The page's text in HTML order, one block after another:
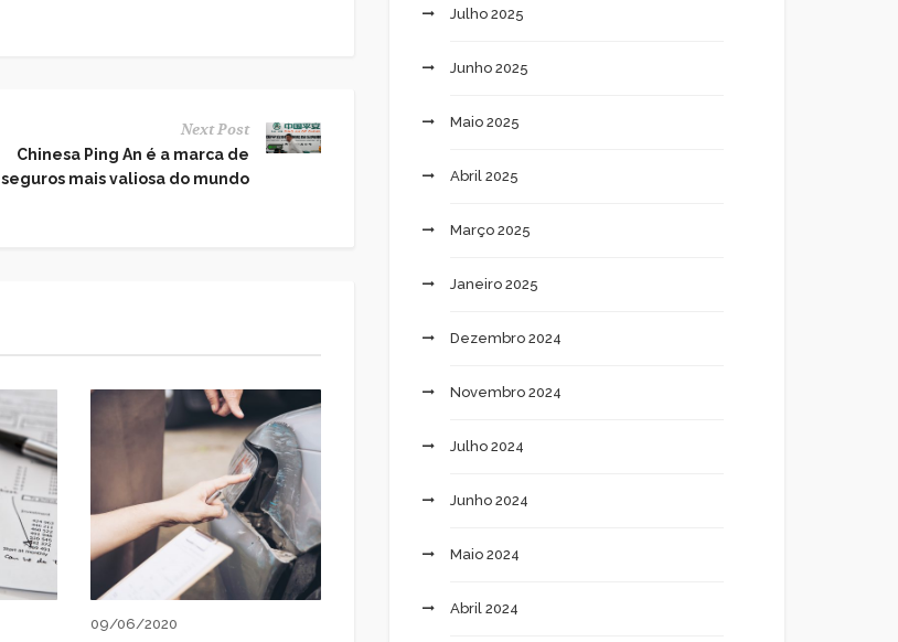
Next Post
Chinesa Ping An é a marca de
seguros mais valiosa do mundo
09/06/2020
Julho 2025
Junho 2025
Maio 2025
Abril 2025
Março 2025
Janeiro 2025
Dezembro 2024
Novembro 2024
Julho 2024
Junho 2024
Maio 2024
Abril 2024